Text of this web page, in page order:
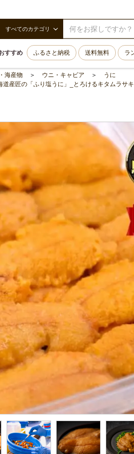
すべてのカテゴリ
すすめ ふるさと納税 送料無料 ラ
海産物 ウニ・キャビア
うに
道産匠の「ふり塩うに」_とろけるキタムラ